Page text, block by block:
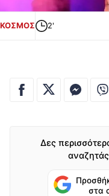
ΚΟΣΜΟΣ 2'
Δες
στα